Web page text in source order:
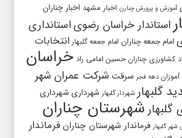
آموزش و پرورش چنارن اخبار مشهد اخبار چناران
استاندار خراسان رضویاستانداری
امام جمعه چناران امام جمعه گلبهار انتخابات
کشاورزی چناران حسین امامی راد خراسان
دهه فجر سرقت شرکت عمران شهر
گلبهار شهردار گلبهار شهرداری شهرداری
شهرستان چناران
شهر گلبهار فرماندار شهرستان چناران فرماندار